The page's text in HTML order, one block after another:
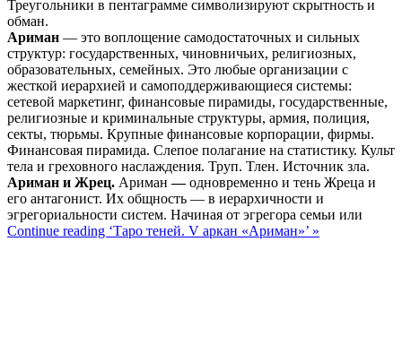
Треугольники в пентаграмме символизируют скрытность и
обман.
Ариман — это воплощение самодостаточных и сильных
структур: государственных, чиновничьих, религиозных,
образовательных, семейных. Это любые организации с
жесткой иерархией и самоподдерживающиеся системы:
сетевой маркетинг, финансовые пирамиды, государственные,
религиозные и криминальные структуры, армия, полиция,
секты, тюрьмы. Крупные финансовые корпорации, фирмы.
Финансовая пирамида. Слепое полагание на статистику. Культ
тела и греховного наслаждения. Труп. Тлен. Источник зла.
Ариман и Жрец. Ариман—одновременно и тень Жреца и
его антагонист. Их общность — в иерархичности и
эгрегориальности систем. Начиная от эгрегора семьи или
Continue reading ‘Таро теней. V аркан «Ариман»’ »